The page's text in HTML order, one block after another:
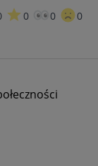
0 0 0